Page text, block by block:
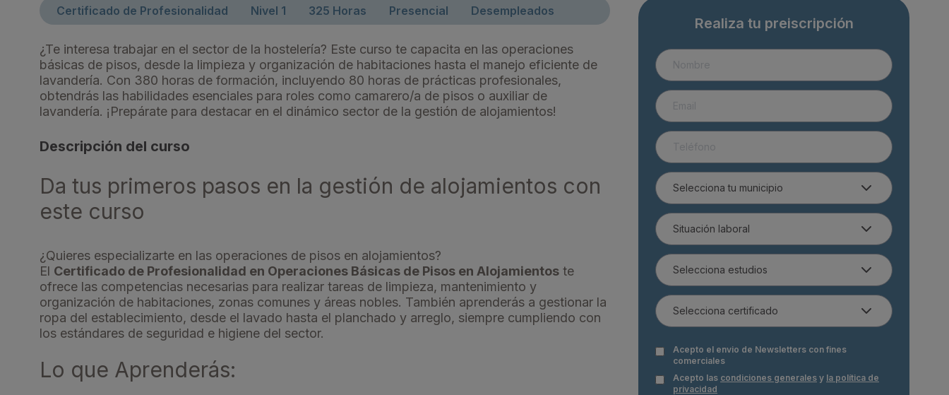
Certificado de Profesionalidad Nivel 1 325 Horas Presencial Desempleados
¿Te interesa trabajar en el sector de la hostelería? Este curso te capacita en las operaciones
básicas de pisos, desde la limpieza y organización de habitaciones hasta el manejo eficiente de
lavandería. Con 380 horas de formación, incluyendo 80 horas de prácticas profesionales,
obtendrás las habilidades esenciales para roles como camarero/a de pisos o auxiliar de
lavandería. ¡Prepárate para destacar en el dinámico sector de la gestión de alojamientos!
Descripción del curso
Da tus primeros pasos en la gestión de alojamientos con
este curso
¿Quieres especializarte en las operaciones de pisos en alojamientos?
El Certificado de Profesionalidad en Operaciones Básicas de Pisos en Alojamientos te
ofrece las competencias necesarias para realizar tareas de limpieza, mantenimiento y
organización de habitaciones, zonas comunes y áreas nobles. También aprenderás a gestionar la
ropa del establecimiento, desde el lavado hasta el planchado y arreglo, siempre cumpliendo con
los estándares de seguridad e higiene del sector.
Lo que Aprenderás:
Realiza tu preiscripción
Acepto el envio de Newsletters con fines
comerciales
Acepto las condiciones generales y la política de
privacidad